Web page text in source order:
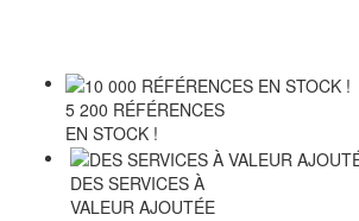
5 200 RÉFÉRENCES
EN STOCK !
DES SERVICES À
VALEUR AJOUTÉE